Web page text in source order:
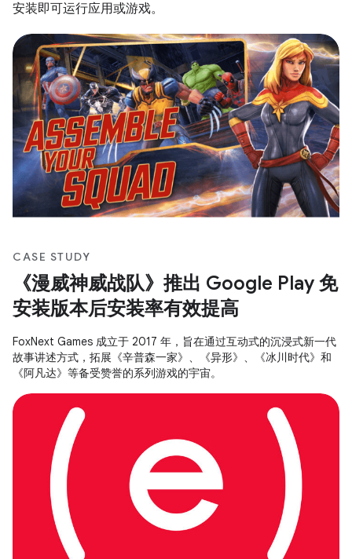
安装即可运行应用或游戏。
CASE STUDY
《漫威神威战队》推出 Google Play 免
安装版本后安装率有效提高
FoxNext Games 成立于 2017 年，旨在通过互动式的沉浸式新一代
故事讲述方式，拓展《辛普森一家》、《异形》、《冰川时代》和
《阿凡达》等备受赞誉的系列游戏的宇宙。